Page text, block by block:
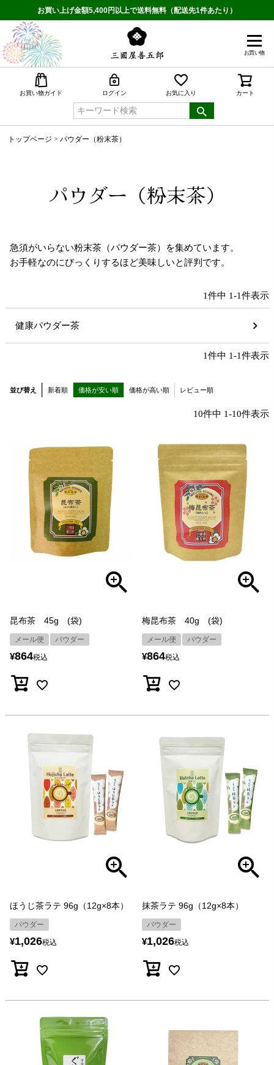
お買い上げ金額5,400円以上で送料無料（配送先1件あたり）
お買い物
お買い物ガイド ログイン お気に入り カート
トップページ パウダー（粉末茶）
パウダー（粉末茶）
急須がいらない粉末茶（パウダー茶）を集めています。
お手軽なのにびっくりするほど美味しいと評判です。
1件中 1-1件表示
健康パウダー茶
1件中 1-1件表示
並び替え 新着順 価格が安い順 価格が高い順 レビュー順
10件中 1-10件表示
昆布茶 45g (袋)
メール便 パウダー
¥864税込
梅昆布茶 40g (袋)
メール便 パウダー
¥864税込
ほうじ茶ラテ 96g（12g×8本）
パウダー
¥1,026税込
抹茶ラテ 96g（12g×8本）
パウダー
¥1,026税込